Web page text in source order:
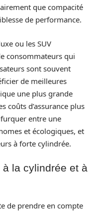
que compacité
de performance.
ou les SUV
consommateurs qui
sont souvent
de meilleures
une plus grande
coûts d’assurance plus
entre une
et écologiques, et
à forte cylindrée.
la cylindrée et à
de prendre en compte